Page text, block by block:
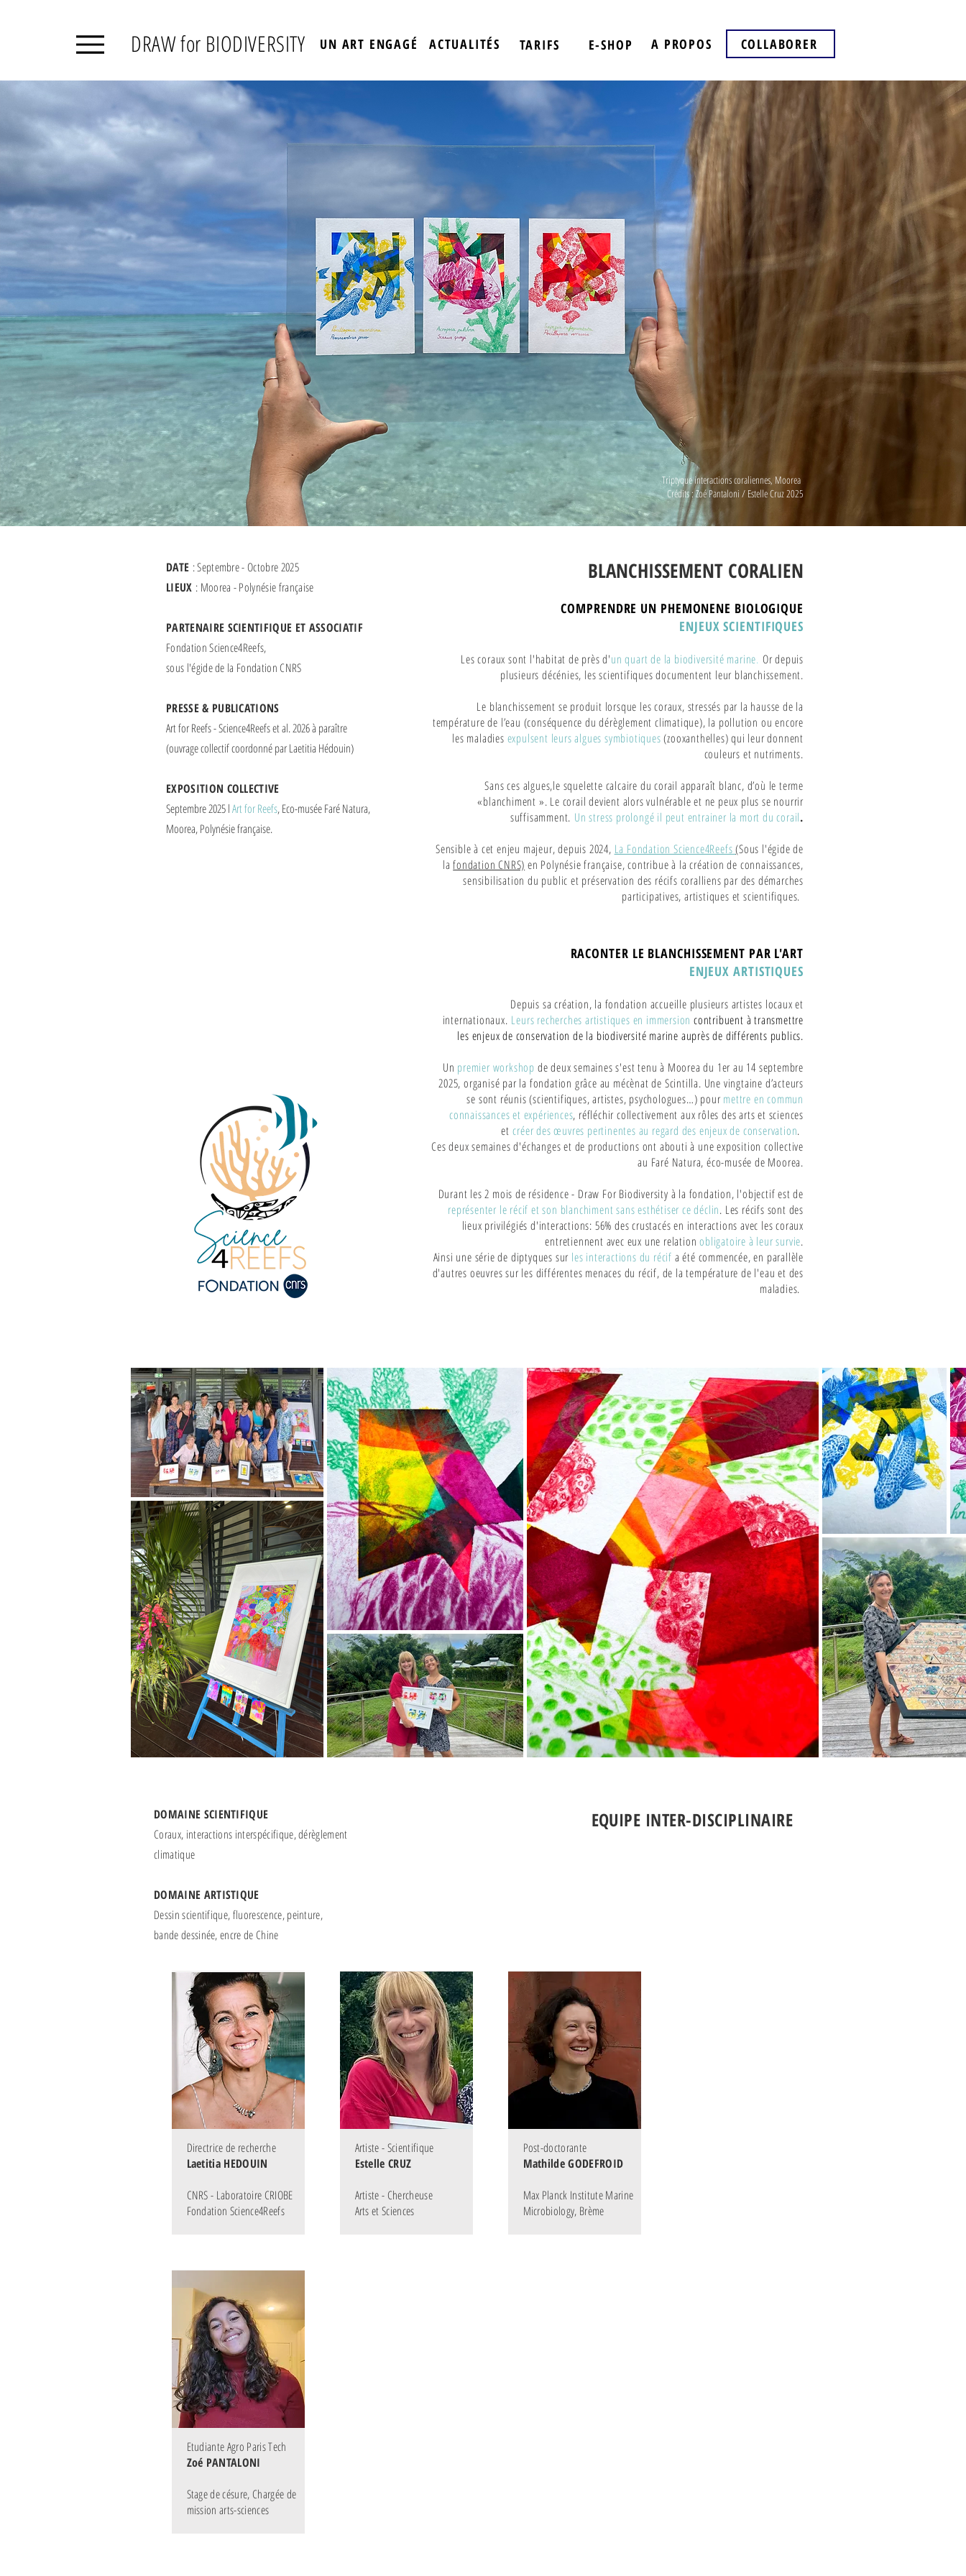
DRAW for BIODIVERSITY UN ART ENGAGÉ ACTUALITÉS TARIFS E-SHOP A PROPOS COLLABORER
Triptyque interactions coraliennes, Moorea
Crédits : Zoé Pantaloni / Estelle Cruz 2025
DATE : Septembre - Octobre 2025
LIEUX : Moorea - Polynésie française
PARTENAIRE SCIENTIFIQUE ET ASSOCIATIF
Fondation Science4Reefs,
sous l'égide de la Fondation CNRS
PRESSE & PUBLICATIONS
Art for Reefs - Science4Reefs et al. 2026 à paraître
(ouvrage collectif coordonné par Laetitia Hédouin)
EXPOSITION COLLECTIVE
Septembre 2025 lArt for Reefs, Eco-musée Faré Natura,
Moorea, Polynésie française.
BLANCHISSEMENT CORALIEN
COMPRENDRE UN PHEMONENE BIOLOGIQUE
ENJEUX SCIENTIFIQUES
Les coraux sont l'habitat de près d'un quart de la biodiversité marine. Or depuis
plusieurs décénies, les scientifiques documentent leur blanchissement.
Le blanchissement se produit lorsque les coraux, stressés par la hausse de la
température de l’eau (conséquence du dérèglement climatique), la pollution ou encore
les maladies expulsent leurs algues symbiotiques(zooxanthelles) qui leur donnent
couleurs et nutriments.
Sans ces algues,le squelette calcaire du corail apparaît blanc, d’où le terme
«blanchiment ». Le corail devient alors vulnérable et ne peux plus se nourrir
suffisamment. Un stress prolongé il peut entrainer la mort du corail.
Sensible à cet enjeu majeur, depuis 2024, La Fondation Science4Reefs(Sous l'égide de
lafondation CNRS) en Polynésie française, contribue à la création de connaissances,
sensibilisation du public et préservation des récifs coralliens par des démarches
participatives, artistiques et scientifiques.
RACONTER LE BLANCHISSEMENT PAR L'ART
ENJEUX ARTISTIQUES
Depuis sa création, la fondation accueille plusieurs artistes locaux et
internationaux. Leurs recherches artistiques en immersion contribuent à transmettre
les enjeux de conservation de la biodiversité marine auprès de différents publics.
Un premier workshop de deux semaines s'est tenu à Moorea du 1er au 14 septembre
2025, organisé par la fondation grâce au mécènat de Scintilla. Une vingtaine d’acteurs
se sont réunis (scientifiques, artistes, psychologues…) pour mettre en commun
connaissances et expériences, réfléchir collectivement aux rôles des arts et sciences
etcréer des œuvres pertinentes au regard des enjeux de conservation.
Ces deux semaines d'échanges et de productions ont abouti à une exposition collective
au Faré Natura, éco-musée de Moorea.
Durant les 2 mois de résidence - Draw For Biodiversity à la fondation, l'objectif est de
représenter le récif et son blanchiment sans esthétiser ce déclin. Les récifs sont des
lieux privilégiés d'interactions: 56% des crustacés en interactions avec les coraux
entretiennent avec eux une relationobligatoire à leur survie.
Ainsi une série de diptyques sur les interactions du récif a été commencée, en parallèle
d'autres oeuvres sur les différentes menaces du récif, de la température de l'eau et des
maladies.
DOMAINE SCIENTIFIQUE
Coraux, interactions interspécifique, dérèglement
climatique
DOMAINE ARTISTIQUE
Dessin scientifique, fluorescence, peinture,
bande dessinée, encre de Chine
EQUIPE INTER-DISCIPLINAIRE
Directrice de recherche
Laetitia HEDOUIN
CNRS - Laboratoire CRIOBE
Fondation Science4Reefs
Artiste - Scientifique
Estelle CRUZ
Artiste - Chercheuse
Arts et Sciences
Post-doctorante
Mathilde GODEFROID
Max Planck Institute Marine
Microbiology, Brème
Etudiante Agro Paris Tech
Zoé PANTALONI
Stage de césure, Chargée de
mission arts-sciences